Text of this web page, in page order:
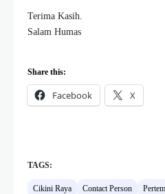
Terima Kasih.
Salam Humas
Share this:
Facebook X
TAGS:
Cikini Raya Contact Person